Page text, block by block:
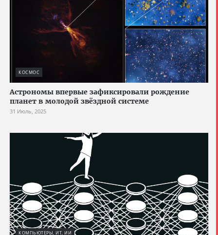
КОСМОС
Астрономы впервые зафиксировали рождение
планет в молодой звёздной системе
31 Июль, 2025
КОМПЬЮТЕРЫ, ИТ, ИИ